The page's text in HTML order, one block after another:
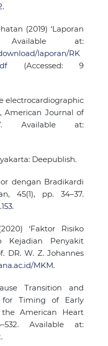
.
(2019) ‘Laporan
Available at:
laporan/RK
(Accessed: 9
electrocardiographic
American Journal of
Available at:
Deepublish.
dengan Bradikardi
45(1), pp. 34–37.
.
‘Faktor Risiko
Kejadian Penyakit
DR. W. Z. Johannes
MKM.
Transition and
for Timing of Early
American Heart
Available at:
.